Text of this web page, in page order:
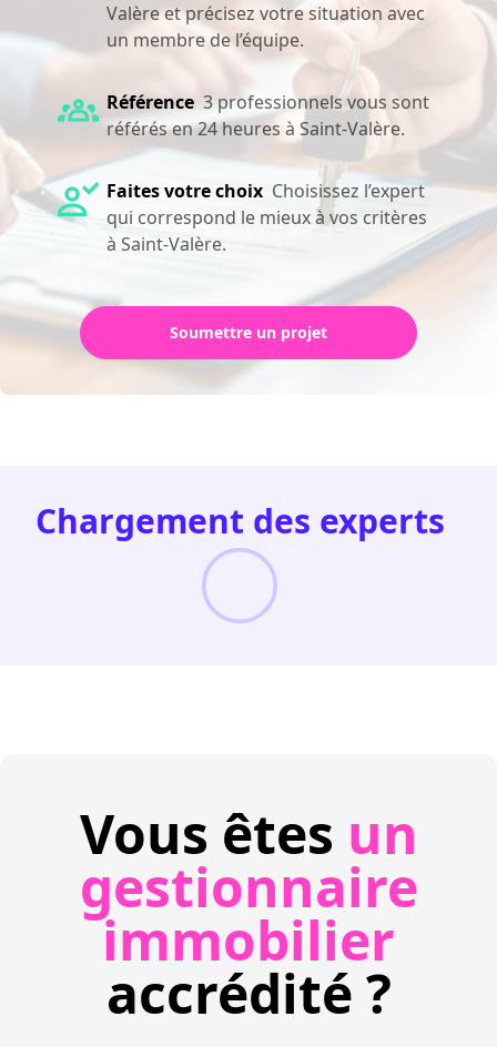
Valère et précisez votre situation avec
un membre de l’équipe.
Référence 3 professionnels vous sont
référés en 24 heures à Saint-Valère.
Faites votre choix Choisissez l’expert
qui correspond le mieux à vos critères
à Saint-Valère.
Soumettre un projet
Chargement des experts
Vous êtes un
gestionnaire
immobilier
accrédité ?